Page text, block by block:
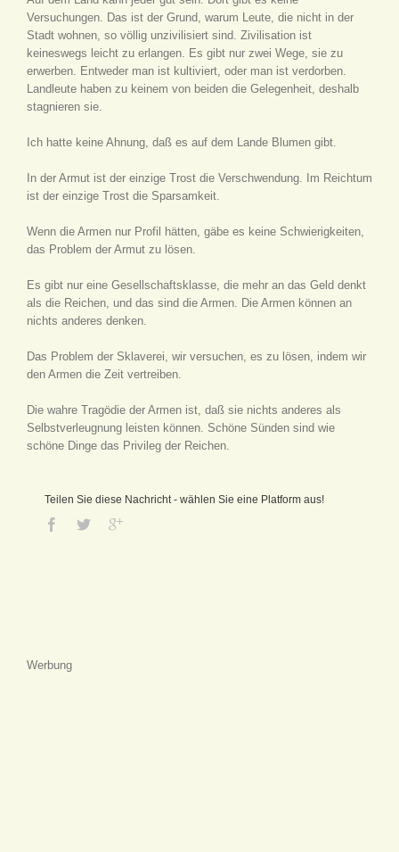
Versuchungen. Das ist der Grund, warum Leute, die nicht in der
Stadt wohnen, so völlig unzivilisiert sind. Zivilisation ist
keineswegs leicht zu erlangen. Es gibt nur zwei Wege, sie zu
erwerben. Entweder man ist kultiviert, oder man ist verdorben.
Landleute haben zu keinem von beiden die Gelegenheit, deshalb
stagnieren sie.
Ich hatte keine Ahnung, daß es auf dem Lande Blumen gibt.
In der Armut ist der einzige Trost die Verschwendung. Im Reichtum
ist der einzige Trost die Sparsamkeit.
Wenn die Armen nur Profil hätten, gäbe es keine Schwierigkeiten,
das Problem der Armut zu lösen.
Es gibt nur eine Gesellschaftsklasse, die mehr an das Geld denkt
als die Reichen, und das sind die Armen. Die Armen können an
nichts anderes denken.
Das Problem der Sklaverei, wir versuchen, es zu lösen, indem wir
den Armen die Zeit vertreiben.
Die wahre Tragödie der Armen ist, daß sie nichts anderes als
Selbstverleugnung leisten können. Schöne Sünden sind wie
schöne Dinge das Privileg der Reichen.
Teilen Sie diese Nachricht - wählen Sie eine Platform aus!
Werbung